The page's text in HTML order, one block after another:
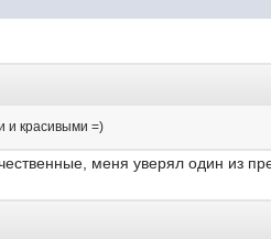
и красивыми =)
меня уверял один из